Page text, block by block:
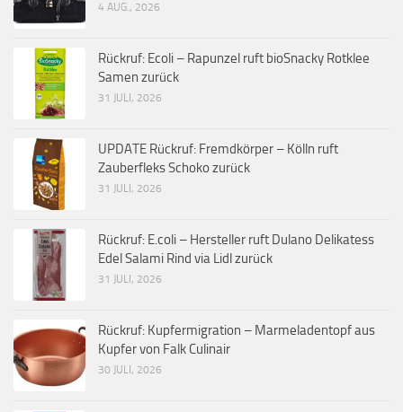
4 AUG., 2026
Rückruf: Ecoli – Rapunzel ruft bioSnacky Rotklee
Samen zurück
31 JULI, 2026
UPDATE Rückruf: Fremdkörper – Kölln ruft
Zauberfleks Schoko zurück
31 JULI, 2026
Rückruf: E.coli – Hersteller ruft Dulano Delikatess
Edel Salami Rind via Lidl zurück
31 JULI, 2026
Rückruf: Kupfermigration – Marmeladentopf aus
Kupfer von Falk Culinair
30 JULI, 2026